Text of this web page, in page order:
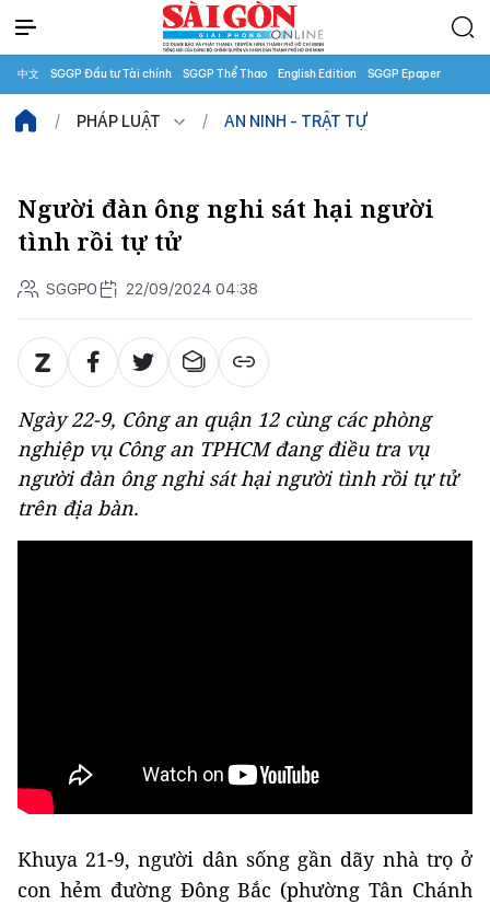
中文 SGGP Đầu tư Tài chính SGGP Thể Thao English Edition SGGP Epaper
PHÁP LUẬT AN NINH - TRẬT TỰ
Người đàn ông nghi sát hại người
tình rồi tự tử
SGGPO 22/09/2024 04:38
Ngày 22-9, Công an quận 12 cùng các phòng
nghiệp vụ Công an TPHCM đang điều tra vụ
người đàn ông nghi sát hại người tình rồi tự tử
trên địa bàn.
Khuya 21-9, người dân sống gần dãy nhà trọ ở
con hẻm đường Đông Bắc (phường Tân Chánh